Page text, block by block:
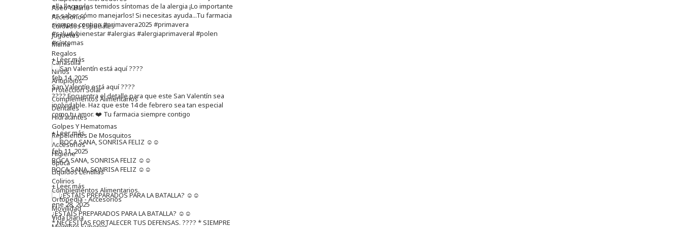
Aseo Y Baño
Accesorios
Cuidados Especiales
Juguetes
Mama
Regalos
Canastilla
Niños
Antipiojos
Protección Solar
Complementos Alimentarios
Dentales
Hidratantes
Golpes Y Hematomas
Repelentes De Mosquitos
Accesorios
Higiene
óptica
Líquidos Lentillas
Colirios
Complementos Alimentarios.
Ortopedia - Accesorios
Movilidad
Vida Diaria
ella llegan los temidos síntomas de la alergia ¡Lo importante
es saber cómo manejarlos! Si necesitas ayuda...Tu farmacia
siempre contigo #primavera2025 #primavera
#saludybienestar #alergias #alergiaprimaveral #polen
#síntomas
+ Leer más
feb 14, 2025
San Valentín está aquí ????
???? Encuentra el detalle para que este San Valentín sea
inolvidable. Haz que este 14 de febrero sea tan especial
como tu amor. ❤️ Tu farmacia siempre contigo
+ Leer más
feb 11, 2025
BOCA SANA, SONRISA FELIZ ☺️☺️
BOCA SANA, SONRISA FELIZ ☺️☺️
+ Leer más
ene 28, 2025
¿ESTÁIS PREPARADOS PARA LA BATALLA? ☺️☺️
* NECESITAS FORTALECER TUS DEFENSAS. ????️ * SIEMPRE